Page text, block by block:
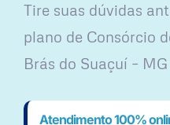
Tire suas dúvidas
plano ​de Consórcio
Brás do Suaçuí – MG
Atendimento 100%